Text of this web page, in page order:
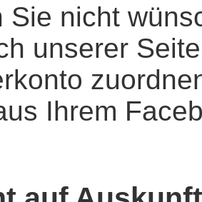
Sie nicht
unserer
Ihrem